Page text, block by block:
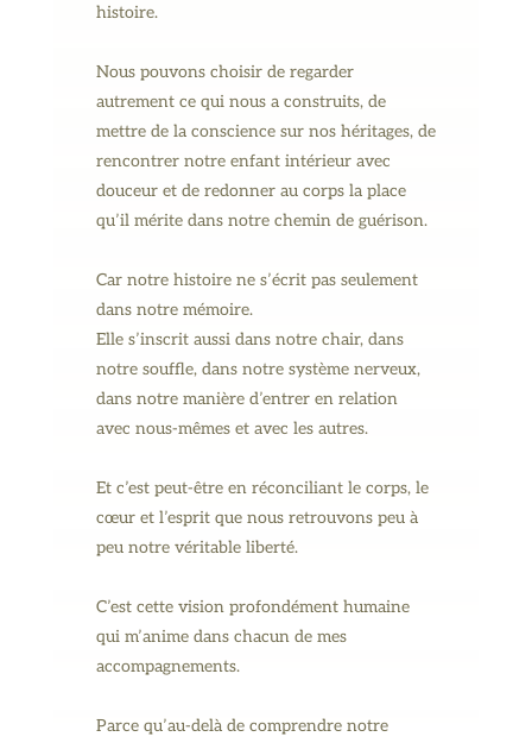
histoire.
Nous pouvons choisir de regarder
autrement ce qui nous a construits, de
mettre de la conscience sur nos héritages, de
rencontrer notre enfant intérieur avec
douceur et de redonner au corps la place
qu’il mérite dans notre chemin de guérison.
Car notre histoire ne s’écrit pas seulement
dans notre mémoire.
Elle s’inscrit aussi dans notre chair, dans
notre souffle, dans notre système nerveux,
dans notre manière d’entrer en relation
avec nous-mêmes et avec les autres.
Et c’est peut-être en réconciliant le corps, le
cœur et l’esprit que nous retrouvons peu à
peu notre véritable liberté.
C’est cette vision profondément humaine
qui m’anime dans chacun de mes
accompagnements.
Parce qu’au-delà de comprendre notre